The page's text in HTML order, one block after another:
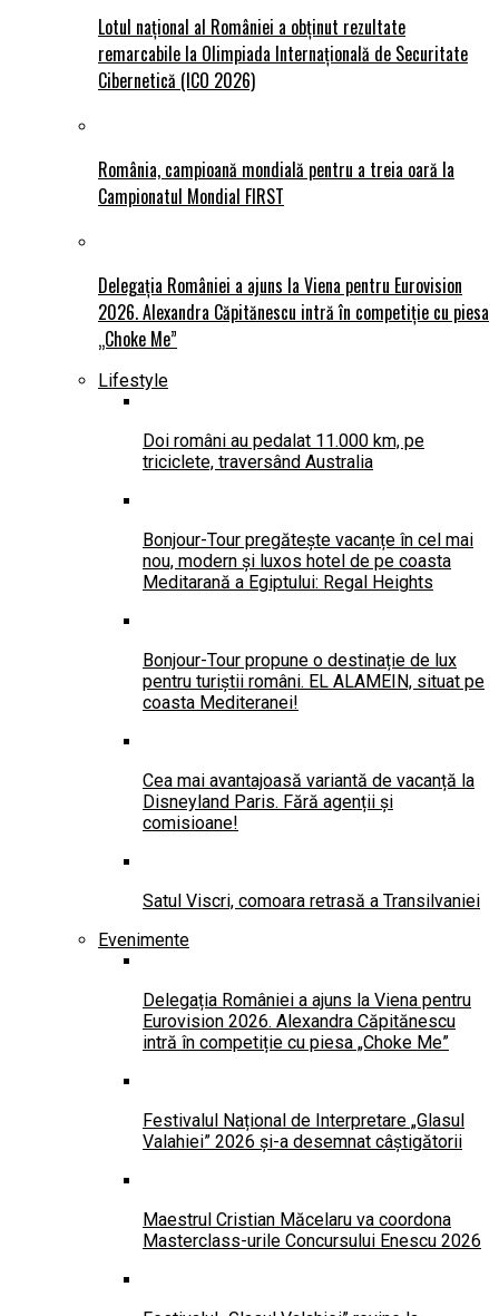
Lotul național al României a obținut rezultate
remarcabile la Olimpiada Internațională de Securitate
Cibernetică (ICO 2026)
România, campioană mondială pentru a treia oară la
Campionatul Mondial FIRST
Delegația României a ajuns la Viena pentru Eurovision
2026. Alexandra Căpitănescu intră în competiție cu piesa
„Choke Me”
Lifestyle
Doi români au pedalat 11.000 km, pe
triciclete, traversând Australia
Bonjour-Tour pregătește vacanțe în cel mai
nou, modern și luxos hotel de pe coasta
Meditarană a Egiptului: Regal Heights
Bonjour-Tour propune o destinație de lux
pentru turiștii români. EL ALAMEIN, situat pe
coasta Mediteranei!
Cea mai avantajoasă variantă de vacanță la
Disneyland Paris. Fără agenții și
comisioane!
Satul Viscri, comoara retrasă a Transilvaniei
Evenimente
Delegația României a ajuns la Viena pentru
Eurovision 2026. Alexandra Căpitănescu
intră în competiție cu piesa „Choke Me”
Festivalul Național de Interpretare „Glasul
Valahiei” 2026 și-a desemnat câștigătorii
Maestrul Cristian Măcelaru va coordona
Masterclass-urile Concursului Enescu 2026